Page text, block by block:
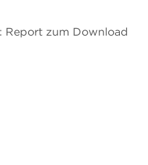
Report zum Download